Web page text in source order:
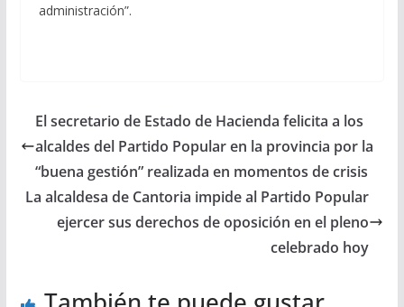
administración”.
El secretario de Estado de Hacienda felicita a los
alcaldes del Partido Popular en la provincia por la
“buena gestión” realizada en momentos de crisis
La alcaldesa de Cantoria impide al Partido Popular
ejercer sus derechos de oposición en el pleno
celebrado hoy